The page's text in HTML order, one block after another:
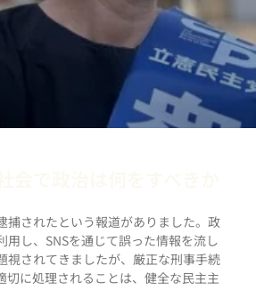
捕されたという報道がありました。政
用し、SNSを通じて誤った情報を流し
視されてきましたが、厳正な刑事手続
切に処理されることは、健全な民主主